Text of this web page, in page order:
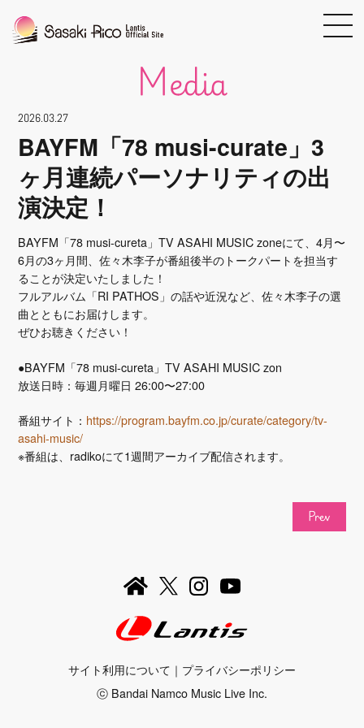
media
2026.03.27
BAYFM「78 musi-curate」3
ヶ月連続パーソナリティの出
演決定！
BAYFM「78 musi-cureta」TV ASAHI MUSIC zoneにて、4月〜
6月の3ヶ月間、佐々木李子が番組後半のトークパートを担当す
ることが決定いたしました！
フルアルバム「RI PATHOS」の話や近況など、佐々木李子の選
曲とともにお届けします。
ぜひお聴きください！
●BAYFM「78 musi-cureta」TV ASAHI MUSIC zon
放送日時：毎週月曜日 26:00〜27:00
番組サイト： https://program.bayfm.co.jp/curate/category/tv-
asahi-music/
※番組は、radikoにて1週間アーカイブ配信されます。
prev
サイト利用について ｜ プライバシーポリシー
ⓒ Bandai Namco Music Live Inc.